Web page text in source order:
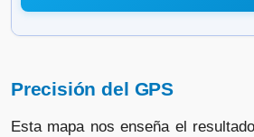
Vendido por
Precisión del GPS
Esta mapa nos enseña el